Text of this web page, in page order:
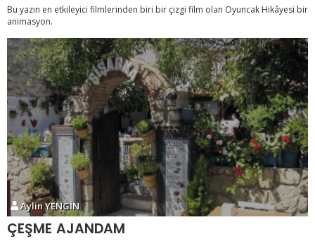
Bu yazın en etkileyici filmlerinden biri bir çizgi film olan Oyuncak Hikâyesi bir
animasyon.
Aylin YENGİN
ÇEŞME AJANDAM